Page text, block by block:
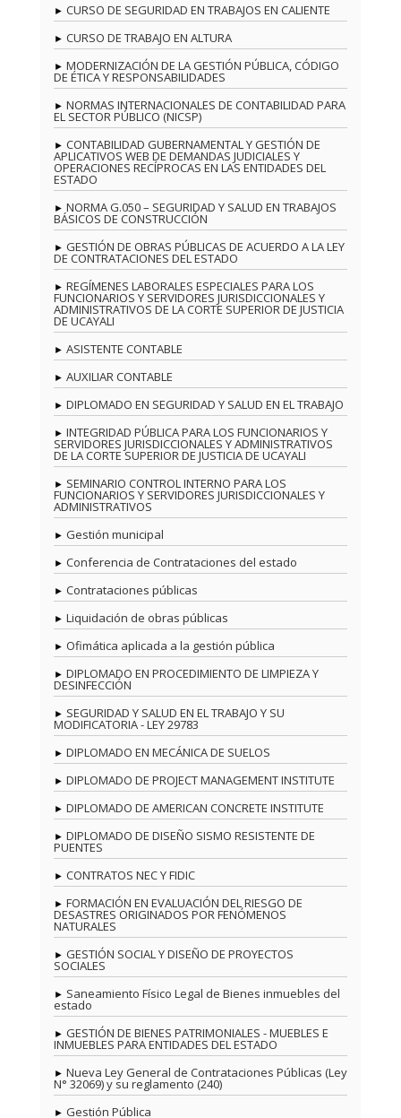
CURSO DE SEGURIDAD EN TRABAJOS EN CALIENTE
CURSO DE TRABAJO EN ALTURA
MODERNIZACIÓN DE LA GESTIÓN PÚBLICA, CÓDIGO
DE ÉTICA Y RESPONSABILIDADES
NORMAS INTERNACIONALES DE CONTABILIDAD PARA
EL SECTOR PÚBLICO (NICSP)
CONTABILIDAD GUBERNAMENTAL Y GESTIÓN DE
APLICATIVOS WEB DE DEMANDAS JUDICIALES Y
OPERACIONES RECÍPROCAS EN LAS ENTIDADES DEL
ESTADO
NORMA G.050 – SEGURIDAD Y SALUD EN TRABAJOS
BÁSICOS DE CONSTRUCCIÓN
GESTIÓN DE OBRAS PÚBLICAS DE ACUERDO A LA LEY
DE CONTRATACIONES DEL ESTADO
REGÍMENES LABORALES ESPECIALES PARA LOS
FUNCIONARIOS Y SERVIDORES JURISDICCIONALES Y
ADMINISTRATIVOS DE LA CORTE SUPERIOR DE JUSTICIA
DE UCAYALI
ASISTENTE CONTABLE
AUXILIAR CONTABLE
DIPLOMADO EN SEGURIDAD Y SALUD EN EL TRABAJO
INTEGRIDAD PÚBLICA PARA LOS FUNCIONARIOS Y
SERVIDORES JURISDICCIONALES Y ADMINISTRATIVOS
DE LA CORTE SUPERIOR DE JUSTICIA DE UCAYALI
SEMINARIO CONTROL INTERNO PARA LOS
FUNCIONARIOS Y SERVIDORES JURISDICCIONALES Y
ADMINISTRATIVOS
Gestión municipal
Conferencia de Contrataciones del estado
Contrataciones públicas
Liquidación de obras públicas
Ofimática aplicada a la gestión pública
DIPLOMADO EN PROCEDIMIENTO DE LIMPIEZA Y
DESINFECCIÓN
SEGURIDAD Y SALUD EN EL TRABAJO Y SU
MODIFICATORIA - LEY 29783
DIPLOMADO EN MECÁNICA DE SUELOS
DIPLOMADO DE PROJECT MANAGEMENT INSTITUTE
DIPLOMADO DE AMERICAN CONCRETE INSTITUTE
DIPLOMADO DE DISEÑO SISMO RESISTENTE DE
PUENTES
CONTRATOS NEC Y FIDIC
FORMACIÓN EN EVALUACIÓN DEL RIESGO DE
DESASTRES ORIGINADOS POR FENÓMENOS
NATURALES
GESTIÓN SOCIAL Y DISEÑO DE PROYECTOS
SOCIALES
Saneamiento Físico Legal de Bienes inmuebles del
estado
GESTIÓN DE BIENES PATRIMONIALES - MUEBLES E
INMUEBLES PARA ENTIDADES DEL ESTADO
Nueva Ley General de Contrataciones Públicas (Ley
N° 32069) y su reglamento (240)
Gestión Pública